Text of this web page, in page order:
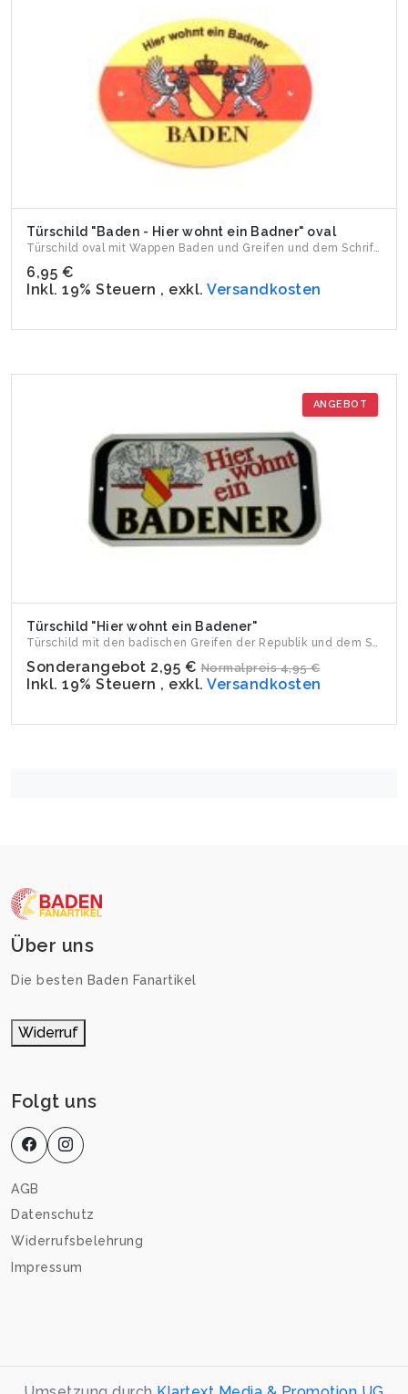
Türschild "Baden - Hier wohnt ein Badner" oval
Türschild oval mit Wappen Baden und Greifen und dem Schrift...
6,95 €
Inkl. 19% Steuern , exkl. Versandkosten
ANGEBOT
Türschild "Hier wohnt ein Badener"
Türschild mit den badischen Greifen der Republik und dem Sc...
Sonderangebot 2,95 € Normalpreis 4,95 €
Inkl. 19% Steuern , exkl. Versandkosten
Über uns
Die besten Baden Fanartikel
Widerruf
Folgt uns
AGB
Datenschutz
Widerrufsbelehrung
Impressum